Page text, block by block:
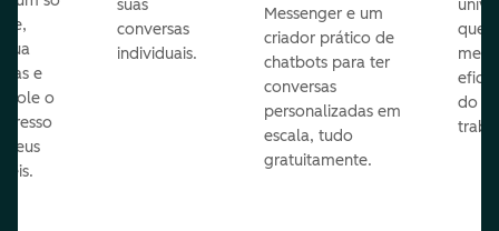
e
o
seus
suas
conversas
individuais.
Messenger e um
criador prático de
chatbots para ter
conversas
personalizadas em
escala, tudo
gratuitamente.
que
do